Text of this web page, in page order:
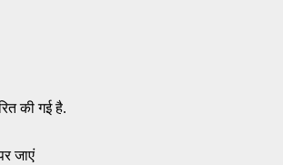
की गई है.
जाएं